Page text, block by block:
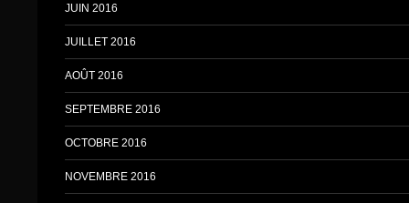
JUIN 2016
JUILLET 2016
AOÛT 2016
SEPTEMBRE 2016
OCTOBRE 2016
NOVEMBRE 2016